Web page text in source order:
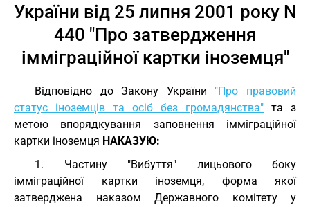
України від 25 липня 2001 року N
440 "Про затвердження
імміграційної картки іноземця"
Відповідно до Закону України "Про правовий
статус іноземців та осіб без громадянства" та з
метою впорядкування заповнення імміграційної
картки іноземця НАКАЗУЮ:
1. Частину "Вибуття" лицьового боку
імміграційної картки іноземця, форма якої
затверджена наказом Державного комітету у